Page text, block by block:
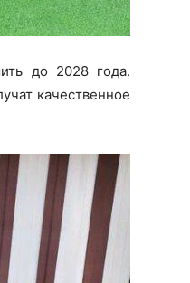
до 2028 года.
качественное